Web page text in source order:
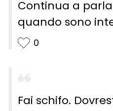
Continua a
quando sono
0
Fai schifo.